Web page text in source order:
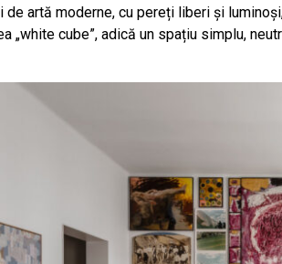
de artă moderne, cu pereți liberi și
„white cube”, adică un spațiu simplu,